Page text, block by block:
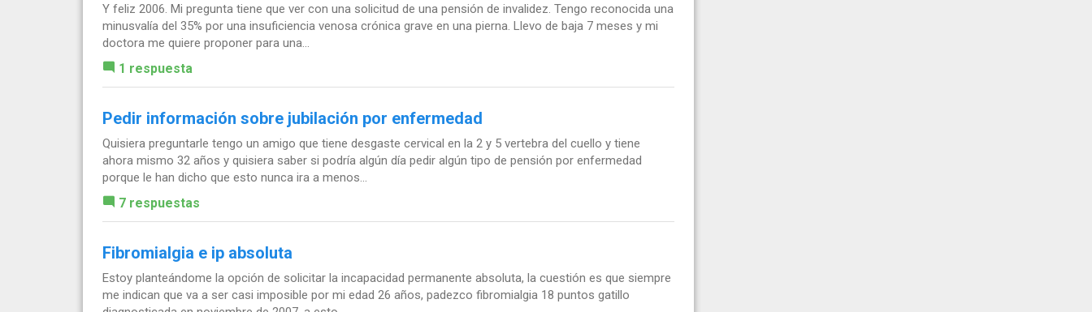
Y feliz 2006. Mi pregunta tiene que ver con una solicitud de una pensión de invalidez. Tengo reconocida una
minusvalía del 35% por una insuficiencia venosa crónica grave en una pierna. Llevo de baja 7 meses y mi
doctora me quiere proponer para una...
1 respuesta
Pedir información sobre jubilación por enfermedad
Quisiera preguntarle tengo un amigo que tiene desgaste cervical en la 2 y 5 vertebra del cuello y tiene
ahora mismo 32 años y quisiera saber si podría algún día pedir algún tipo de pensión por enfermedad
porque le han dicho que esto nunca ira a menos...
7 respuestas
Fibromialgia e ip absoluta
Estoy planteándome la opción de solicitar la incapacidad permanente absoluta, la cuestión es que siempre
me indican que va a ser casi imposible por mi edad 26 años, padezco fibromialgia 18 puntos gatillo